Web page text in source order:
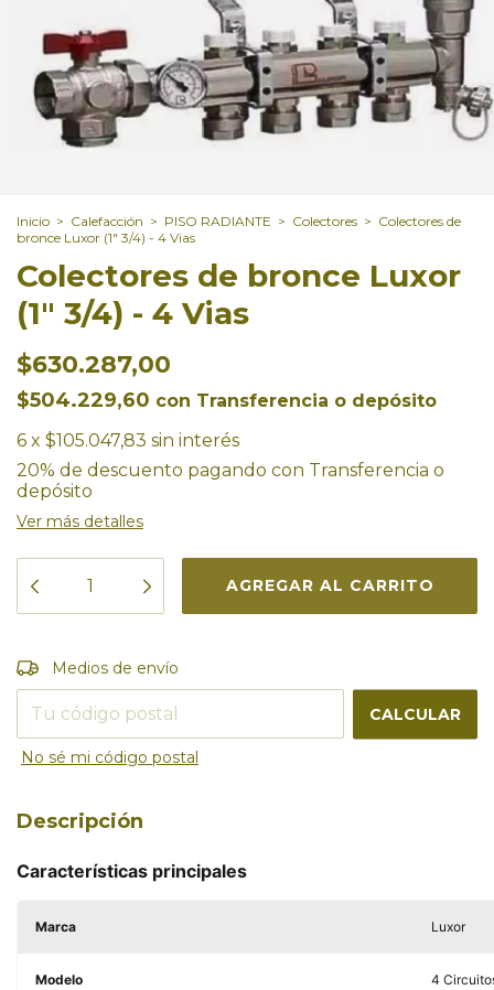
Inicio > Calefacción > PISO RADIANTE > Colectores > Colectores de
bronce Luxor (1" 3/4) - 4 Vias
Colectores de bronce Luxor
(1" 3/4) - 4 Vias
$630.287,00
$504.229,60 con Transferencia o depósito
6 x $105.047,83 sin interés
20% de descuento pagando con Transferencia o
depósito
Ver más detalles
Entregas para el CP:
Medios de envío
CALCULAR
No sé mi código postal
Descripción
Características principales
Marca Luxor
Modelo 4